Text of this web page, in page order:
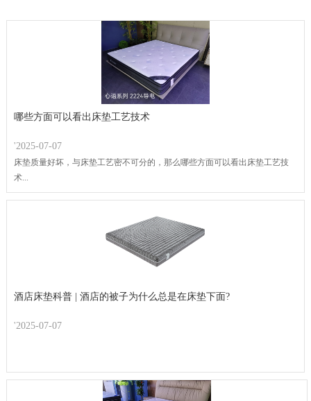
哪些方面可以看出床垫工艺技术
'2025-07-07
床垫质量好坏，与床垫工艺密不可分的，那么哪些方面可以看出床垫工艺技
术...
酒店床垫科普 | 酒店的被子为什么总是在床垫下面?
'2025-07-07